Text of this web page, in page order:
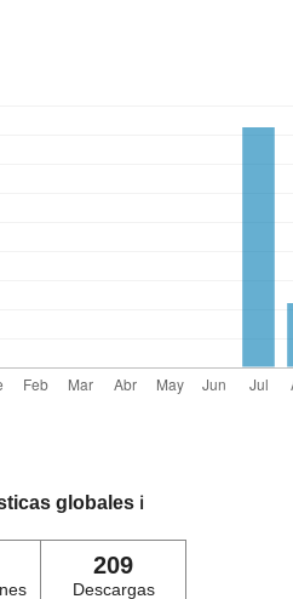
globales ℹ️
209
Descargas